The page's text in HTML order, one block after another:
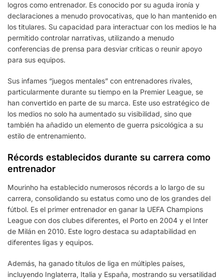
logros como entrenador. Es conocido por su aguda ironía y
declaraciones a menudo provocativas, que lo han mantenido en
los titulares. Su capacidad para interactuar con los medios le ha
permitido controlar narrativas, utilizando a menudo
conferencias de prensa para desviar críticas o reunir apoyo
para sus equipos.
Sus infames “juegos mentales” con entrenadores rivales,
particularmente durante su tiempo en la Premier League, se
han convertido en parte de su marca. Este uso estratégico de
los medios no solo ha aumentado su visibilidad, sino que
también ha añadido un elemento de guerra psicológica a su
estilo de entrenamiento.
Récords establecidos durante su carrera como
entrenador
Mourinho ha establecido numerosos récords a lo largo de su
carrera, consolidando su estatus como uno de los grandes del
fútbol. Es el primer entrenador en ganar la UEFA Champions
League con dos clubes diferentes, el Porto en 2004 y el Inter
de Milán en 2010. Este logro destaca su adaptabilidad en
diferentes ligas y equipos.
Además, ha ganado títulos de liga en múltiples países,
incluyendo Inglaterra, Italia y España, mostrando su versatilidad